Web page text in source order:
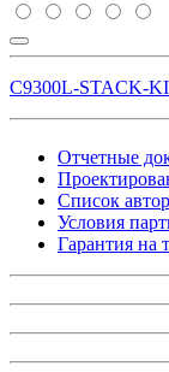
C9300L-STACK-
Отчетные
Список
Условия
Гарантия на